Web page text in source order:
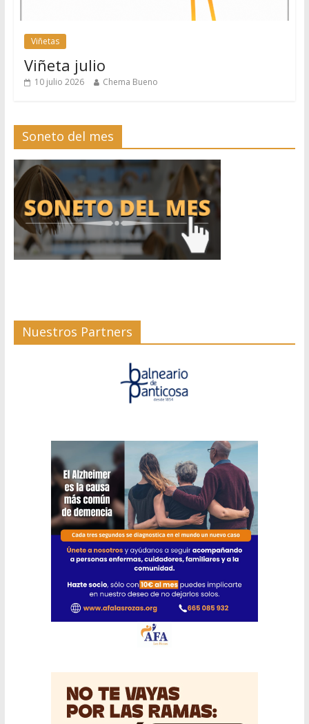
Viñetas
Viñeta julio
10 julio 2026 Chema Bueno
Soneto del mes
Nuestros Partners